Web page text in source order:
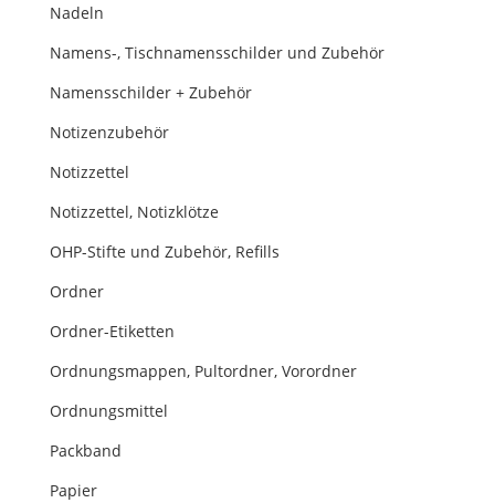
Nadeln
Namens-, Tischnamensschilder und Zubehör
Namensschilder + Zubehör
Notizenzubehör
Notizzettel
Notizzettel, Notizklötze
OHP-Stifte und Zubehör, Refills
Ordner
Ordner-Etiketten
Ordnungsmappen, Pultordner, Vorordner
Ordnungsmittel
Packband
Papier